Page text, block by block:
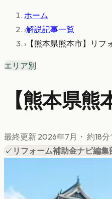
ホーム
›解説記事一覧
› 【熊本県熊本市】リ
エリア別
【熊本県
最終更新 2026年7月 ・ 約18分
✓ リフォーム補助金ナビ編集